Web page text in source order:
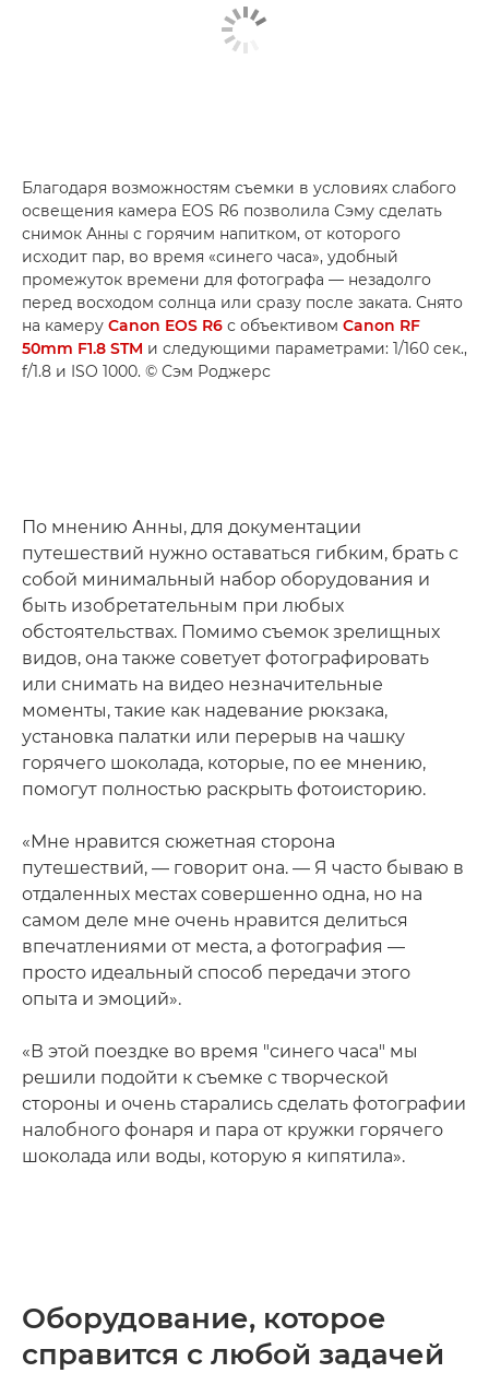
Благодаря возможностям съемки в условиях слабого
освещения камера EOS R6 позволила Сэму сделать
снимок Анны с горячим напитком, от которого
исходит пар, во время «синего часа», удобный
промежуток времени для фотографа — незадолго
перед восходом солнца или сразу после заката. Снято
на камеру Canon EOS R6 с объективом Canon RF
50mm F1.8 STM и следующими параметрами: 1/160 сек.,
f/1.8 и ISO 1000. © Сэм Роджерс
По мнению Анны, для документации
путешествий нужно оставаться гибким, брать с
собой минимальный набор оборудования и
быть изобретательным при любых
обстоятельствах. Помимо съемок зрелищных
видов, она также советует фотографировать
или снимать на видео незначительные
моменты, такие как надевание рюкзака,
установка палатки или перерыв на чашку
горячего шоколада, которые, по ее мнению,
помогут полностью раскрыть фотоисторию.
«Мне нравится сюжетная сторона
путешествий, — говорит она. — Я часто бываю в
отдаленных местах совершенно одна, но на
самом деле мне очень нравится делиться
впечатлениями от места, а фотография —
просто идеальный способ передачи этого
опыта и эмоций».
«В этой поездке во время "синего часа" мы
решили подойти к съемке с творческой
стороны и очень старались сделать фотографии
налобного фонаря и пара от кружки горячего
шоколада или воды, которую я кипятила».
Оборудование, которое
справится с любой задачей